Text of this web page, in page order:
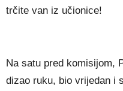
trčite van iz učionice!
Na satu pred komisijom,
dizao ruku, bio vrijedan i